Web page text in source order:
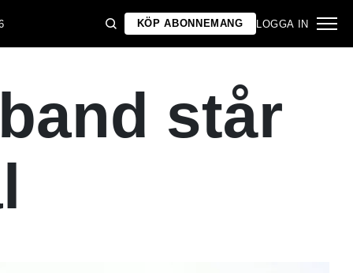
KÖP ABONNEMANG LOGGA IN
står